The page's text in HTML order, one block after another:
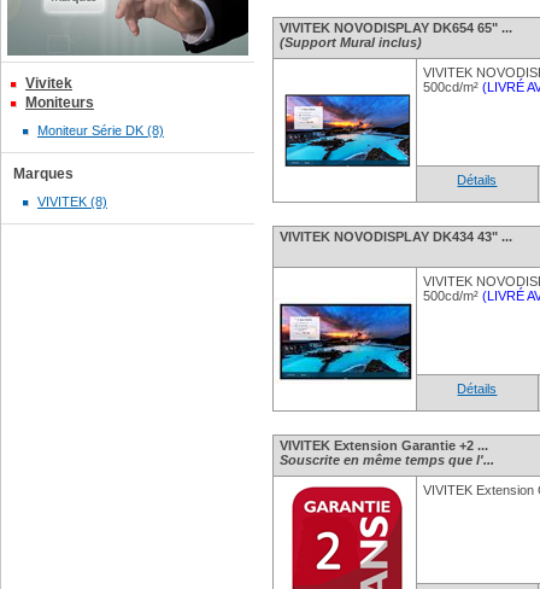
Vivitek
Moniteurs
Moniteur Série DK (8)
Marques
VIVITEK (8)
VIVITEK NOVODISPLAY DK654 65" ...
(Support Mural inclus)
VIVITEK
500cd/m² (LIVRÉ
Détails
VIVITEK NOVODISPLAY DK434 43" ...
VIVITEK
500cd/m² (LIVRÉ
Détails
VIVITEK Extension Garantie +2 ...
Souscrite en même temps que l'...
VIVITEK Extension